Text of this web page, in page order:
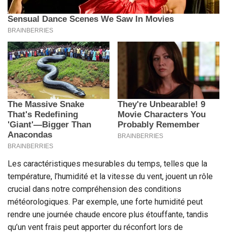
Les caractéristiques mesurables du temps, telles que la
température, l’humidité et la vitesse du vent, jouent un rôle
crucial dans notre compréhension des conditions
météorologiques. Par exemple, une forte humidité peut
rendre une journée chaude encore plus étouffante, tandis
qu’un vent frais peut apporter du réconfort lors de